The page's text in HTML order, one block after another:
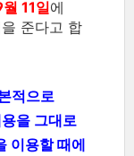
11일에
준다고 합
적으로
을 그대로
이용할 때에